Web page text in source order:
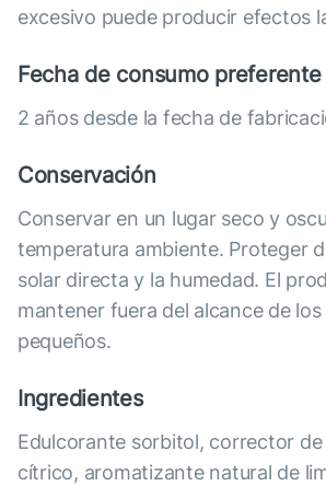
excesivo puede producir efectos
Fecha de consumo preferente
2 años desde la fecha de
Conservación
Conservar en un lugar seco y
temperatura ambiente. Proteger
solar directa y la humedad. El
mantener fuera del alcance de
pequeños.
Ingredientes
Edulcorante sorbitol, corrector de
cítrico, aromatizante natural de